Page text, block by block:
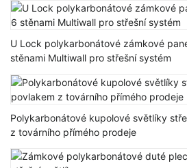
U Lock polykarbonátové zámkové
stěnami Multiwall pro střešní systém
Polykarbonátové kupolové světlíky
z továrního přímého prodeje